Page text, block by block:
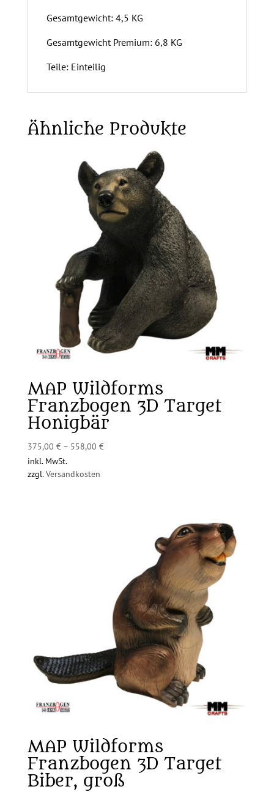
Gesamtgewicht: 4,5 KG
Gesamtgewicht Premium: 6,8 KG
Teile: Einteilig
Ähnliche Produkte
MAP Wildforms
Franzbogen 3D Target
Honigbär
375,00 € – 558,00 €
inkl. MwSt.
zzgl.Versandkosten
MAP Wildforms
Franzbogen 3D Target
Biber, groß